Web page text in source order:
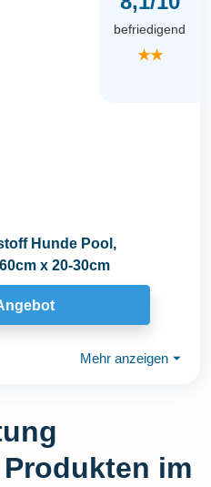
befriedigend
★★
Hunde Pool,
x 20-30cm
Mehr anzeigen ⏷
im